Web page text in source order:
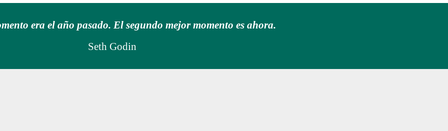
era el año pasado. El segundo mejor momento es ahora.
Seth Godin